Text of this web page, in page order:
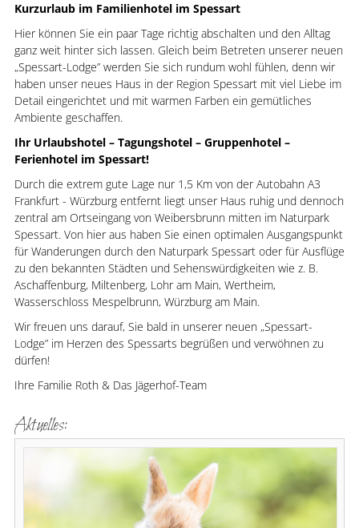
Kurzurlaub im Familienhotel im Spessart
Hier können Sie ein paar Tage richtig abschalten und den Alltag
ganz weit hinter sich lassen. Gleich beim Betreten unserer neuen
„Spessart-Lodge” werden Sie sich rundum wohl fühlen, denn wir
haben unser neues Haus in der Region Spessart mit viel Liebe im
Detail eingerichtet und mit warmen Farben ein gemütliches
Ambiente geschaffen.
Ihr Urlaubshotel – Tagungshotel – Gruppenhotel –
Ferienhotel im Spessart!
Durch die extrem gute Lage nur 1,5 Km von der Autobahn A3
Frankfurt - Würzburg entfernt liegt unser Haus ruhig und dennoch
zentral am Ortseingang von Weibersbrunn mitten im Naturpark
Spessart. Von hier aus haben Sie einen optimalen Ausgangspunkt
für Wanderungen durch den Naturpark Spessart oder für Ausflüge
zu den bekannten Städten und Sehenswürdigkeiten wie z. B.
Aschaffenburg, Miltenberg, Lohr am Main, Wertheim,
Wasserschloss Mespelbrunn, Würzburg am Main.
Wir freuen uns darauf, Sie bald in unserer neuen „Spessart-
Lodge” im Herzen des Spessarts begrüßen und verwöhnen zu
dürfen!
Ihre Familie Roth & Das Jägerhof-Team
Aktuelles: